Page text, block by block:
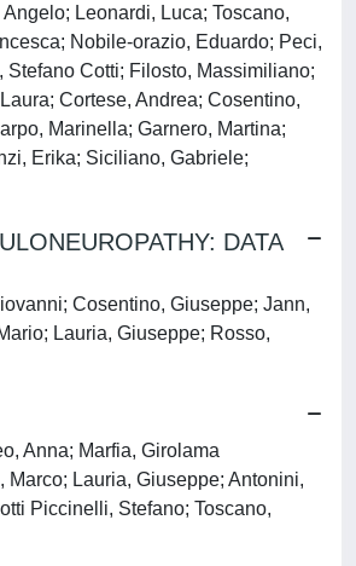
Leonardi, Luca; Toscano,
Nobile‐orazio, Eduardo; Peci,
Cotti; Filosto, Massimiliano;
Cortese, Andrea; Cosentino,
Marinella; Garnero, Martina;
Erika; Siciliano, Gabriele;
DATA
Cosentino, Giuseppe; Jann,
Lauria, Giuseppe; Rosso,
Anna; Marfia, Girolama
Lauria, Giuseppe; Antonini,
Piccinelli, Stefano; Toscano,